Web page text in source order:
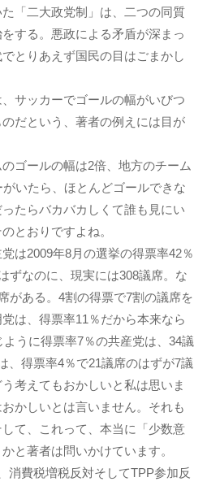
「二大政党制」は、二つの同質
する。悪政による矛盾が深まっ
とりあえず国民の目はごまかし
サッカーでゴールの幅がいびつ
だという、著者の例えには目が
ゴールの幅は2倍、地方のチーム
いたら、ほとんどゴールできな
たらバカバカしくて誰も見にい
とおりですよね。
は2009年8月の選挙の得票率42％
ずなのに、現実には308議席。な
がある。4割の得票で7割の議席を
は、得票率11％だから本来なら
うに得票率7％の共産党は、34議
、得票率4％で21議席のはずが7議
考えてもおかしいと私は思いま
かしいとは言いません。それも
て、これって、本当に「少数意
と著者は問いかけています。
費税増税反対そしてTPP参加反